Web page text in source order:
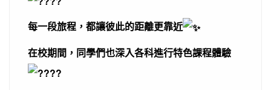
每一段旅程，都讓彼此的距離更靠近
在校期間，同學們也深入各科進行特色課程體驗